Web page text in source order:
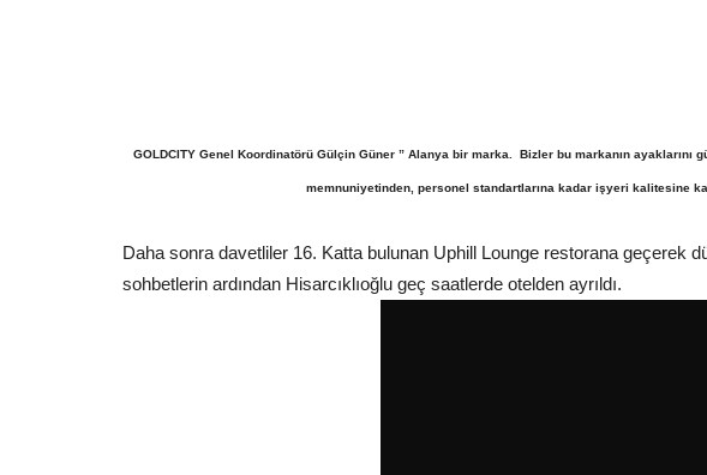
GOLDCITY Genel Koordinatörü Gülçin Güner ” Alanya bir marka. Bizler bu markanın ayaklarını
memnuniyetinden, personel standartlarına kadar işyeri kalitesine
Daha sonra davetliler 16. Katta bulunan Uphill Lounge restorana geçerek
sohbetlerin ardından Hisarcıklıoğlu geç saatlerde otelden ayrıldı.